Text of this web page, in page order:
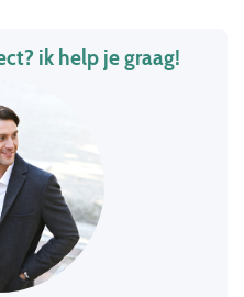
ik help je graag!